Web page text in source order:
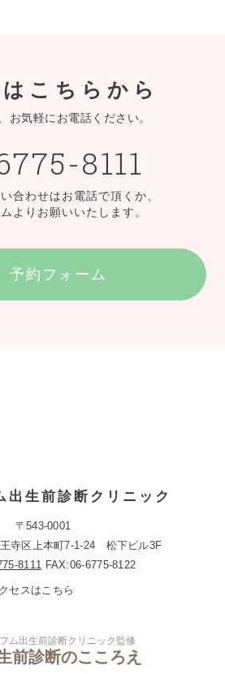
こちらから
お気軽にお電話ください。
8111
合わせはお電話で頂くか、
よりお願いいたします。
予約フォーム
出生前診断クリニック
〒543-0001
寺区上本町7-1-24 松下ビル3F
8111 FAX:06-6775-8122
セスはこちら
ム出生前診断クリニック監修
前診断のこころえ